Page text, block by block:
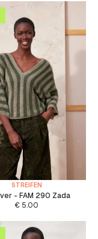
STREIFEN
- FAM 290 Zada
€ 5.00